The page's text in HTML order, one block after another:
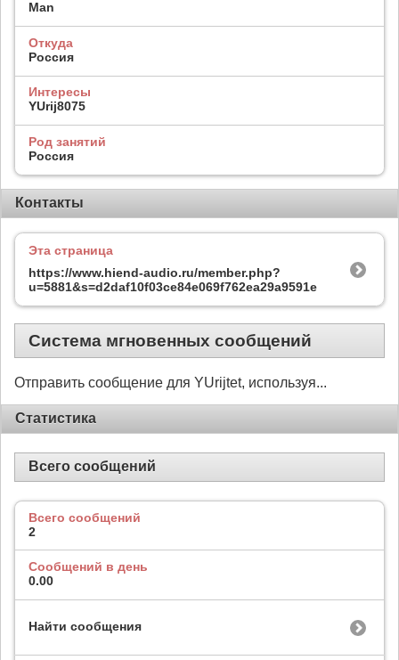
Man
Откуда
Россия
Интересы
YUrij8075
Род занятий
Россия
Контакты
Эта страница
https://www.hiend-audio.ru/member.php?
u=5881&s=d2daf10f03ce84e069f762ea29a9591e
Система мгновенных сообщений
Отправить сообщение для YUrijtet, используя...
Статистика
Всего сообщений
Всего сообщений
2
Сообщений в день
0.00
Найти сообщения